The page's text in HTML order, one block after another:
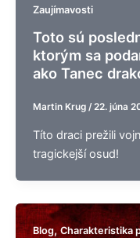
Zaujímavosti
Toto sú
ktorým sa
ako Tanec
Martin Krug / 22. júna
Títo draci prežili
tragickejší osud!
Blog,Charakteristika